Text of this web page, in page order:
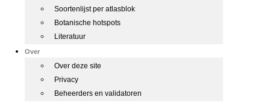
Soortenlijst per atlasblok
Botanische hotspots
Literatuur
Over
Over deze site
Privacy
Beheerders en validatoren